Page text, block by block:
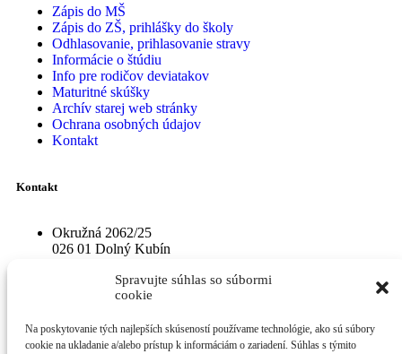
Spravujte súhlas so súbormi
cookie
Na poskytovanie tých najlepších skúseností používame technológie, ako sú súbory
cookie na ukladanie a/alebo prístup k informáciám o zariadení. Súhlas s týmito
Zápis do MŠ
Zápis do ZŠ, prihlášky do školy
Odhlasovanie, prihlasovanie stravy
Informácie o štúdiu
Info pre rodičov deviatakov
Maturitné skúšky
Archív starej web stránky
Ochrana osobných údajov
Kontakt
Kontakt
Okružná 2062/25
026 01 Dolný Kubín
0911 797 102